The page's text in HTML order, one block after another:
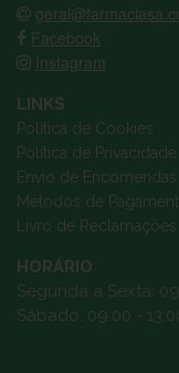
Facebook
Instagram
LINKS
Política de Cookies
Política de Privacidade
Envio de Encomendas
Métodos de
Livro de Reclamações
HORÁRIO
Segunda a Sexta:
Sábado: 09:00 -